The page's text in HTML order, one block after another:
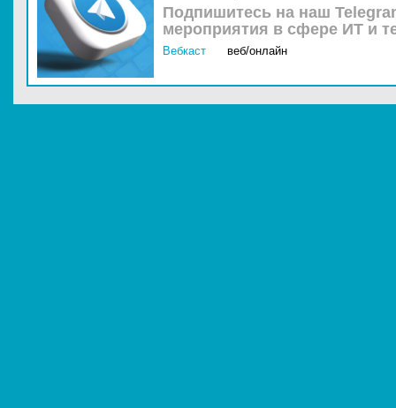
Подпишитесь на наш
мероприятия в сфере ИТ и
Вебкаст веб/онлайн